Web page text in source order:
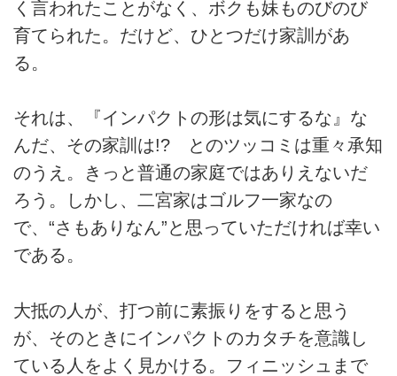
く言われたことがなく、ボクも妹ものびのび
育てられた。だけど、ひとつだけ家訓があ
る。
それは、『インパクトの形は気にするな』な
んだ、その家訓は!? とのツッコミは重々承知
のうえ。きっと普通の家庭ではありえないだ
ろう。しかし、二宮家はゴルフ一家なの
で、“さもありなん”と思っていただければ幸い
である。
大抵の人が、打つ前に素振りをすると思う
が、そのときにインパクトのカタチを意識し
ている人をよく見かける。フィニッシュまで